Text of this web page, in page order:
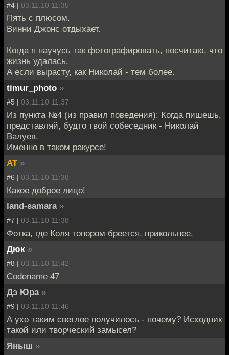
#4 | 03.11.10 11:35
Пять с плюсом.
Винни Джонс отдыхает.
Когда я научусь так фотографировать, посчитаю, что
жизнь удалась.
А если вырасту, как Николай - тем более.
timur_photo »
#5 | 03.11.10 11:37
Из пункта №4 (из правил поведения): Когда пишешь,
представляй, будто твой собеседник - Николай
Валуев.
Именно в таком ракурсе!
AT »
#6 | 03.11.10 11:38
Какое доброе лицо!
land-samara »
#7 | 03.11.10 11:38
Фотка, где Коля топором бреется, прикольнее.
Дюк »
#8 | 03.11.10 11:42
Codename 47
Дэ Юра »
#9 | 03.11.10 11:46
А ухо таким светлое получилось - почему? Исходник
такой или творческий замысел?
Яныш »